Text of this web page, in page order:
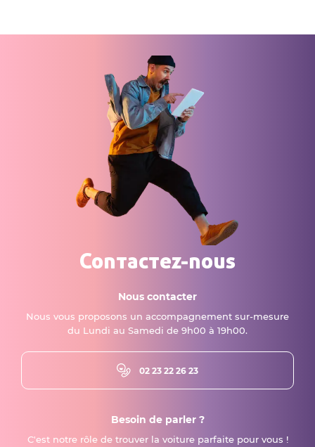
Contactez-nous
Nous contacter
Nous vous proposons un accompagnement sur-mesure
du Lundi au Samedi de 9h00 à 19h00.
02 23 22 26 23
Besoin de parler ?
C'est notre rôle de trouver la voiture parfaite pour vous !